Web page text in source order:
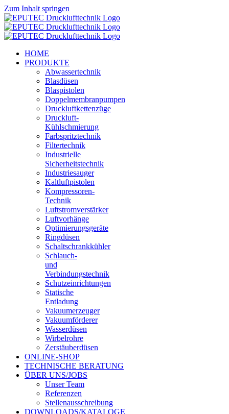
Zum Inhalt springen
HOME
PRODUKTE
Abwassertechnik
Blasdüsen
Blaspistolen
Doppelmembranpumpen
Druckluftkettenzüge
Druckluft-
Kühlschmierung
Farbspritztechnik
Filtertechnik
Industrielle
Sicherheitstechnik
Industriesauger
Kaltluftpistolen
Kompressoren-
Technik
Luftstromverstärker
Luftvorhänge
Optimierungsgeräte
Ringdüsen
Schaltschrankkühler
Schlauch-
und
Verbindungstechnik
Schutzeinrichtungen
Statische
Entladung
Vakuumerzeuger
Vakuumförderer
Wasserdüsen
Wirbelrohre
Zerstäuberdüsen
ONLINE-SHOP
TECHNISCHE BERATUNG
ÜBER UNS/JOBS
Unser Team
Referenzen
Stellenausschreibung
DOWNLOADS/KATALOGE